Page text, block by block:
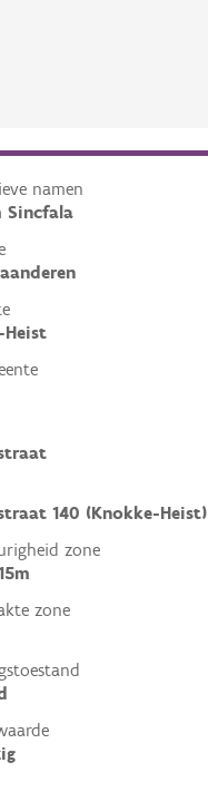
namen
Sincfala
Heist
140 (Knokke-Heist)
zone
zone